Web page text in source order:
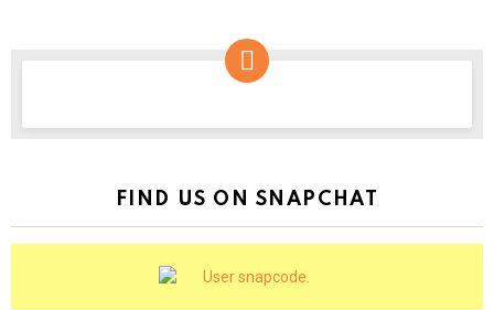
FIND US ON SNAPCHAT